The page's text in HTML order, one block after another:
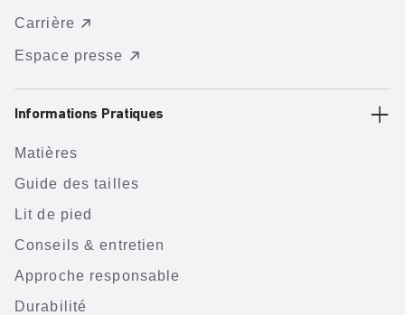
Carrière
Espace presse
Informations Pratiques
Matières
Guide des tailles
Lit de pied
Conseils & entretien
Approche responsable
Durabilité